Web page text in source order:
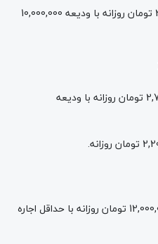
: از 2,000,000 تومان روزانه با ودیعه 10,000,000
: از 2,700,000 تومان روزانه با ودیعه
​.
: از 12,000,000 تومان روزانه با حداقل اجاره